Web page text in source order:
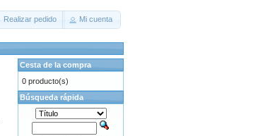
Realizar pedido Mi cuenta
Cesta de la compra
0 producto(s)
Búsqueda rápida